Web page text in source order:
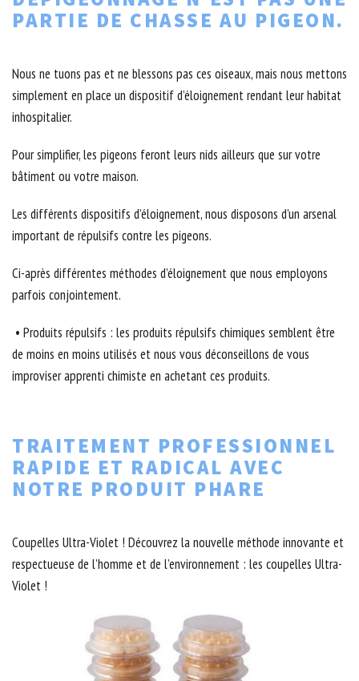
PARTIE DE CHASSE AU PIGEON.
Nous ne tuons pas et ne blessons pas ces oiseaux, mais nous mettons
simplement en place un dispositif d’éloignement rendant leur habitat
inhospitalier.
Pour simplifier, les pigeons feront leurs nids ailleurs que sur votre
bâtiment ou votre maison.
Les différents dispositifs d’éloignement, nous disposons d’un arsenal
important de répulsifs contre les pigeons.
Ci-après différentes méthodes d’éloignement que nous employons
parfois conjointement.
• Produits répulsifs : les produits répulsifs chimiques semblent être
de moins en moins utilisés et nous vous déconseillons de vous
improviser apprenti chimiste en achetant ces produits.
TRAITEMENT PROFESSIONNEL
RAPIDE ET RADICAL AVEC
NOTRE PRODUIT PHARE
Coupelles Ultra-Violet ! Découvrez la nouvelle méthode innovante et
respectueuse de l’homme et de l’environnement : les coupelles Ultra-
Violet !